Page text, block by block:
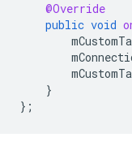
@Override
public void
}
};